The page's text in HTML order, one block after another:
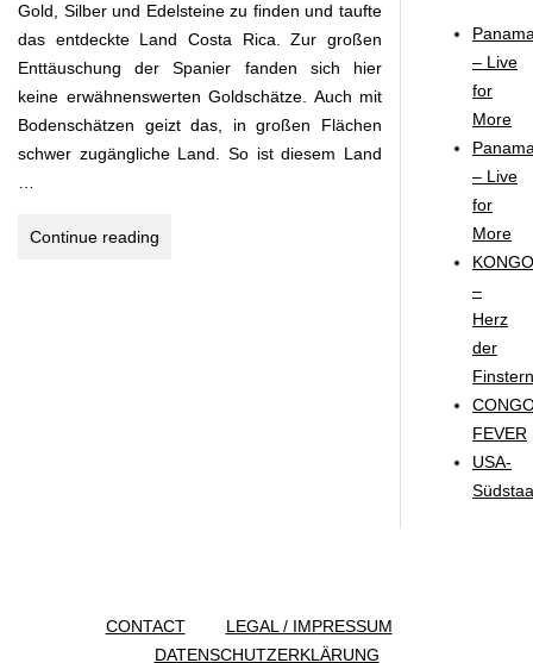
Gold, Silber und Edelsteine zu finden und taufte
das entdeckte Land Costa Rica. Zur großen
Enttäuschung der Spanier fanden sich hier
keine erwähnenswerten Goldschätze. Auch mit
Bodenschätzen geizt das, in großen Flächen
schwer zugängliche Land. So ist diesem Land
Continue reading
– Live
for
More
– Live
for
More
KONGO
–
Herz
der
FEVER
USA-
CONTACT
LEGAL / IMPRESSUM
DATENSCHUTZERKLÄRUNG